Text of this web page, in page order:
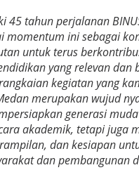
45 tahun perjalanan
momentum ini sebagai
untuk terus
yang relevan dan
kegiatan yang
merupakan wujud
generasi
akademik, tetapi juga
dan kesiapan
dan pembangunan